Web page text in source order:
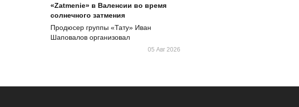
«Zatmenie» в Валенсии во время
солнечного затмения
Продюсер группы «Тату» Иван
Шаповалов организовал
05 Авг 2026